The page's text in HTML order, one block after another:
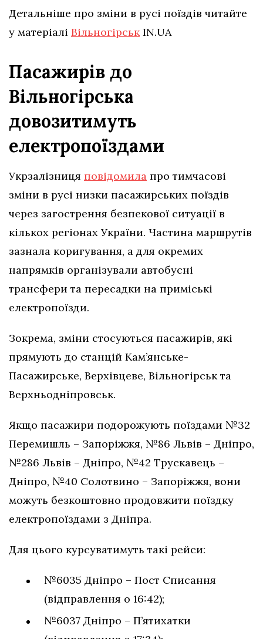
Детальніше про зміни в русі поїздів читайте
у матеріалі ВільногірськIN.UA
Пасажирів до
Вільногірська
довозитимуть
електропоїздами
Укрзалізниця повідомила про тимчасові
зміни в русі низки пасажирських поїздів
через загострення безпекової ситуації в
кількох регіонах України. Частина маршрутів
зазнала коригування, а для окремих
напрямків організували автобусні
трансфери та пересадки на приміські
електропоїзди.
Зокрема, зміни стосуються пасажирів, які
прямують до станцій Кам’янське-
Пасажирське, Верхівцеве, Вільногірськ та
Верхньодніпровськ.
Якщо пасажири подорожують поїздами №32
Перемишль – Запоріжжя, №86 Львів – Дніпро,
№286 Львів – Дніпро, №42 Трускавець –
Дніпро, №40 Солотвино – Запоріжжя, вони
можуть безкоштовно продовжити поїздку
електропоїздами з Дніпра.
Для цього курсуватимуть такі рейси:
№6035 Дніпро – Пост Списання
(відправлення о 16:42);
№6037 Дніпро – П’ятихатки